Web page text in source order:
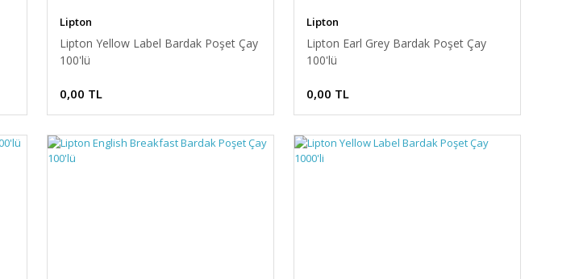
Lipton
Lipton Yellow Label Bardak Poşet Çay
100'lü
0,00 TL
Lipton
Lipton Earl Grey Bardak Poşet Çay
100'lü
0,00 TL